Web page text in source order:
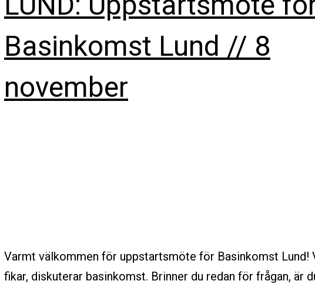
Basinkomst Lund // 8
november
Varmt välkommen för uppstartsmöte för Basinkomst Lund!
fikar, diskuterar basinkomst. Brinner du redan för frågan, är